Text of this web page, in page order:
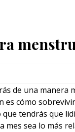
de una manera
cómo
tendrás que
mes sea lo más